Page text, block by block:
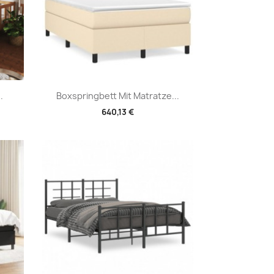
Boxspringbett Mit Matratze...
640,13 €
Vorschau